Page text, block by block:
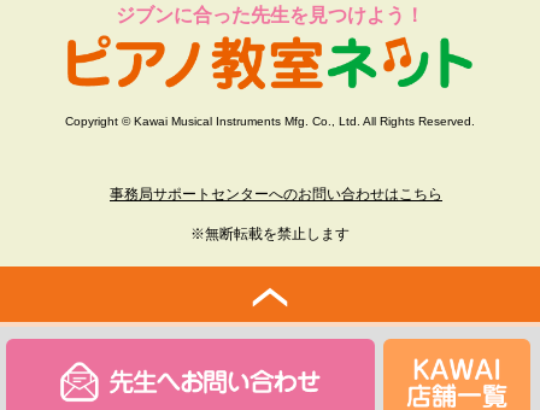
ジブンに合った先生を見つけよう！
Copyright © Kawai Musical Instruments Mfg. Co., Ltd. All Rights Reserved.
事務局サポートセンターへのお問い合わせはこちら
※無断転載を禁止します